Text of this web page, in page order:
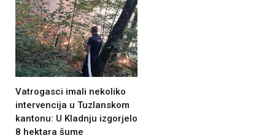
Vatrogasci imali nekoliko
intervencija u Tuzlanskom
kantonu: U Kladnju izgorjelo
8 hektara šume